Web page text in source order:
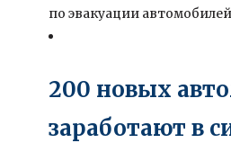
по эвакуации
200 новых
заработают в